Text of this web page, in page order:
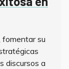
fomentar su
discursos a